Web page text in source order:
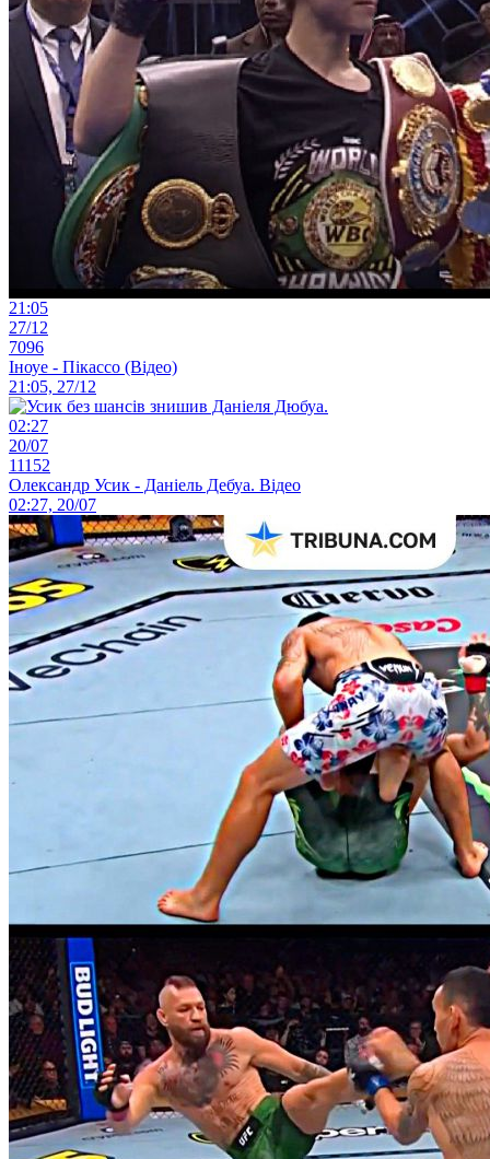
21:05
27/12
7096
Іноуе - Пікассо (Відео)
21:05, 27/12
02:27
20/07
11152
Олександр Усик - Даніель Дебуа. Відео
02:27, 20/07